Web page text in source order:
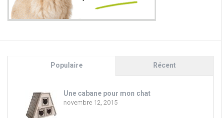
Populaire Récent
Une cabane pour mon chat
novembre 12, 2015